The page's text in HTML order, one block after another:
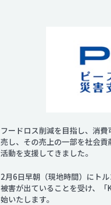
フードロス削減を目指し、消
売し、その売上の一部を社会
活動を支援してきました。
2月6日早朝（現地時間）にト
被害が出ていることを受け、
始いたします。